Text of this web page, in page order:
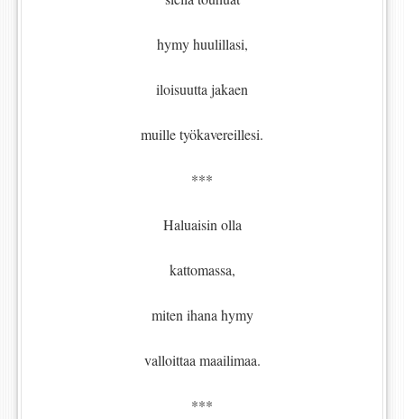
hymy huulillasi,
iloisuutta jakaen
muille työkavereillesi.
***
Haluaisin olla
kattomassa,
miten ihana hymy
valloittaa maailimaa.
***